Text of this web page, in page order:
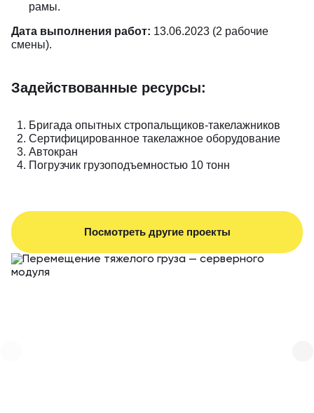
рамы.
Дата выполнения работ: 13.06.2023 (2 рабочие
смены).
Задействованные ресурсы:
Бригада опытных стропальщиков-такелажников
Сертифицированное такелажное оборудование
Автокран
Погрузчик грузоподъемностью 10 тонн
Посмотреть другие проекты